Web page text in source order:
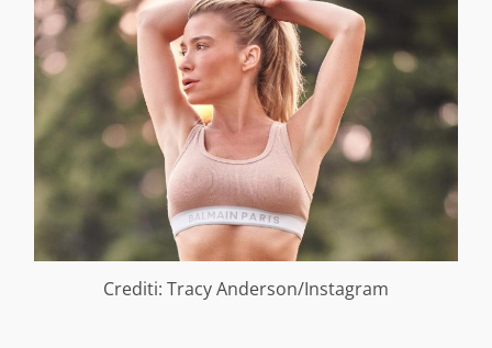
Crediti: Tracy Anderson/Instagram